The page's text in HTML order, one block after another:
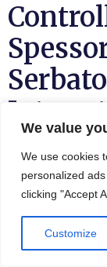
We value
We use cookies
personalized
clicking "Accept
Customize
Novara
Per
Bisogna
Tratta Di